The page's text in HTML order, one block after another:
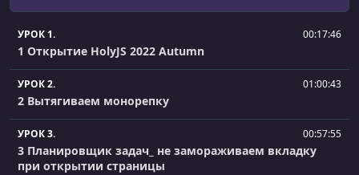
УРОК 1. 00:17:46
1 Открытие HolyJS 2022 Autumn
УРОК 2. 01:00:43
2 Вытягиваем монорепку
УРОК 3. 00:57:55
3 Планировщик задач_ не замораживаем вкладку
при открытии страницы